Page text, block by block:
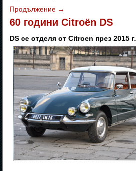
Продължение →
60 години Citroën DS
DS се отделя от Citroen през 2015 г.